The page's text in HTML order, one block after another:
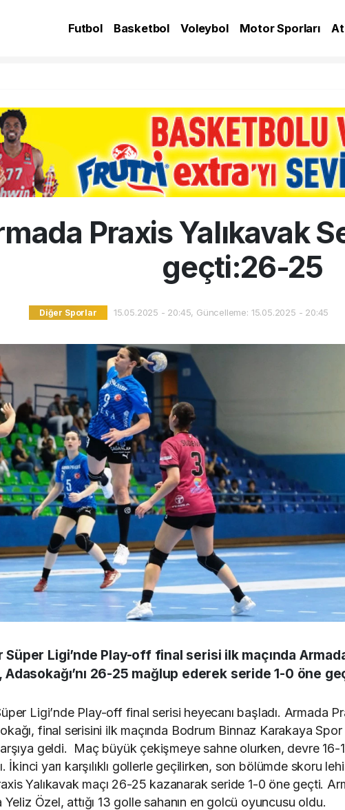
Futbol Basketbol Voleybol Motor Sporları At
Praxis Yalıkavak
geçti:26-25
Diğer Sporlar 15.05.2025 - 20:45, Güncelleme: 15.05.2025 - 20:45
Süper Ligi’nde Play-off final serisi ilk maçında
Adasokağı’nı 26-25 mağlup ederek seride 1-0 öne
Ligi’nde Play-off final serisi heyecanı başladı. Armada
final serisini ilk maçında Bodrum Binnaz Karakaya Spor
geldi. Maç büyük çekişmeye sahne olurken, devre 16-
İkinci yarı karşılıklı gollerle geçilirken, son bölümde skoru
Yalıkavak maçı 26-25 kazanarak seride 1-0 öne geçti.
Yeliz Özel, attığı 13 golle sahanın en golcü oyuncusu oldu.